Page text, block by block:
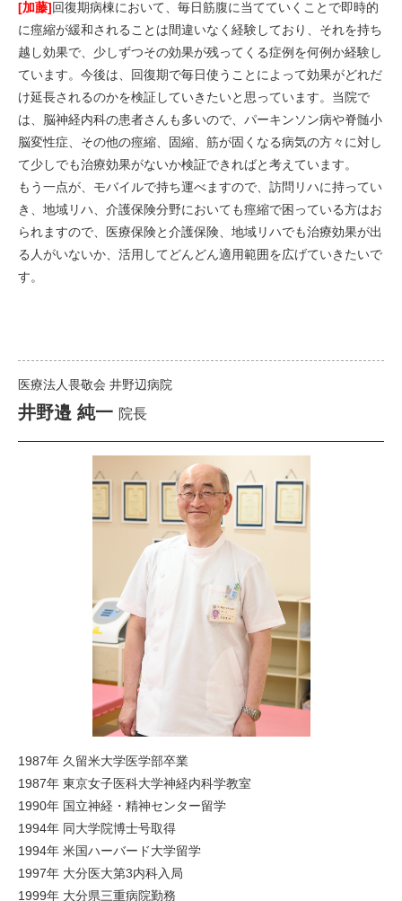
[加藤]回復期病棟において、毎日筋腹に当てていくことで即時的
に痙縮が緩和されることは間違いなく経験しており、それを持ち
越し効果で、少しずつその効果が残ってくる症例を何例か経験し
ています。今後は、回復期で毎日使うことによって効果がどれだ
け延長されるのかを検証していきたいと思っています。当院で
は、脳神経内科の患者さんも多いので、パーキンソン病や脊髄小
脳変性症、その他の痙縮、固縮、筋が固くなる病気の方々に対し
て少しでも治療効果がないか検証できればと考えています。
もう一点が、モバイルで持ち運べますので、訪問リハに持ってい
き、地域リハ、介護保険分野においても痙縮で困っている方はお
られますので、医療保険と介護保険、地域リハでも治療効果が出
る人がいないか、活用してどんどん適用範囲を広げていきたいで
す。
医療法人畏敬会 井野辺病院
井野邉 純一 院長
1987年 久留米大学医学部卒業
1987年 東京女子医科大学神経内科学教室
1990年 国立神経・精神センター留学
1994年 同大学院博士号取得
1994年 米国ハーバード大学留学
1997年 大分医大第3内科入局
1999年 大分県三重病院勤務